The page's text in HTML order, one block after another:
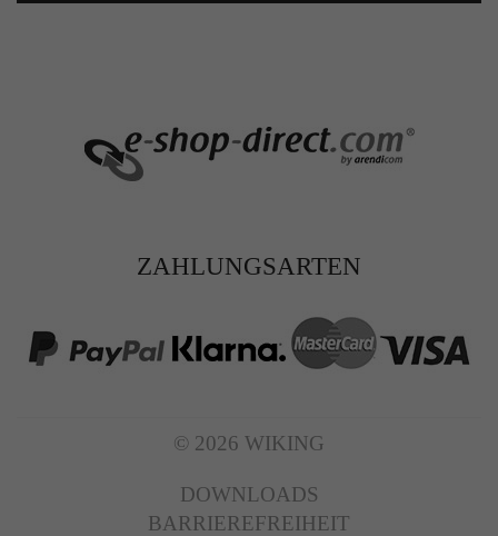
ZAHLUNGSARTEN
© 2026 WIKING
DOWNLOADS
BARRIEREFREIHEIT